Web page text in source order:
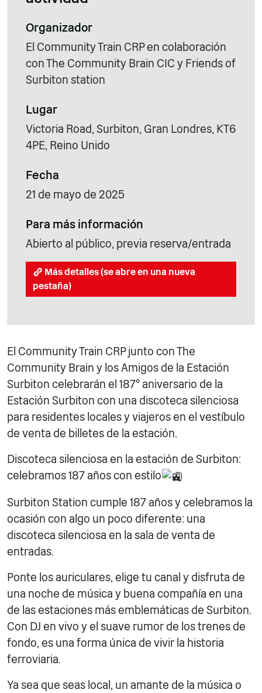
Organizador
El Community Train CRP en colaboración
con The Community Brain CIC y Friends of
Surbiton station
Lugar
Victoria Road, Surbiton, Gran Londres, KT6
4PE, Reino Unido
Fecha
21 de mayo de 2025
Para más información
Abierto al público, previa reserva/entrada
Más detalles (se abre en una nueva
pestaña)
El Community Train CRP junto con The
Community Brain y los Amigos de la Estación
Surbiton celebrarán el 187° aniversario de la
Estación Surbiton con una discoteca silenciosa
para residentes locales y viajeros en el vestíbulo
de venta de billetes de la estación.
Discoteca silenciosa en la estación de Surbiton:
celebramos 187 años con estilo
Surbiton Station cumple 187 años y celebramos la
ocasión con algo un poco diferente: una
discoteca silenciosa en la sala de venta de
entradas.
Ponte los auriculares, elige tu canal y disfruta de
una noche de música y buena compañía en una
de las estaciones más emblemáticas de Surbiton.
Con DJ en vivo y el suave rumor de los trenes de
fondo, es una forma única de vivir la historia
ferroviaria.
Ya sea que seas local, un amante de la música o